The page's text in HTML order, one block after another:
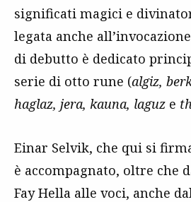
significati magici e
legata anche
di debutto è dedicato
serie di otto rune (algiz,
haglaz, jera, kauna, laguz e
Einar Selvik, che qui si
è accompagnato, oltre che
Fay Hella alle voci, anche